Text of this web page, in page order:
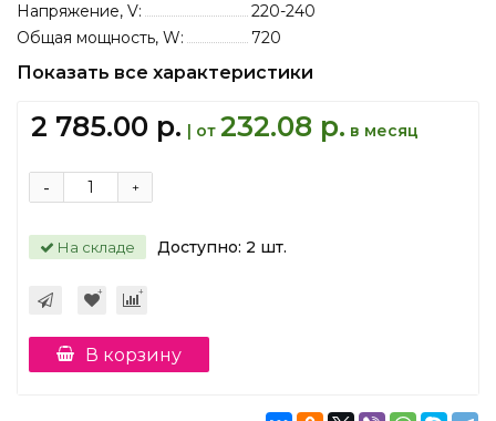
Напряжение, V:
220-240
Общая мощность, W:
720
Показать все характеристики
2 785.00 р. | от 232.08 р. в месяц
+
-
На складе Доступно: 2 шт.
В корзину